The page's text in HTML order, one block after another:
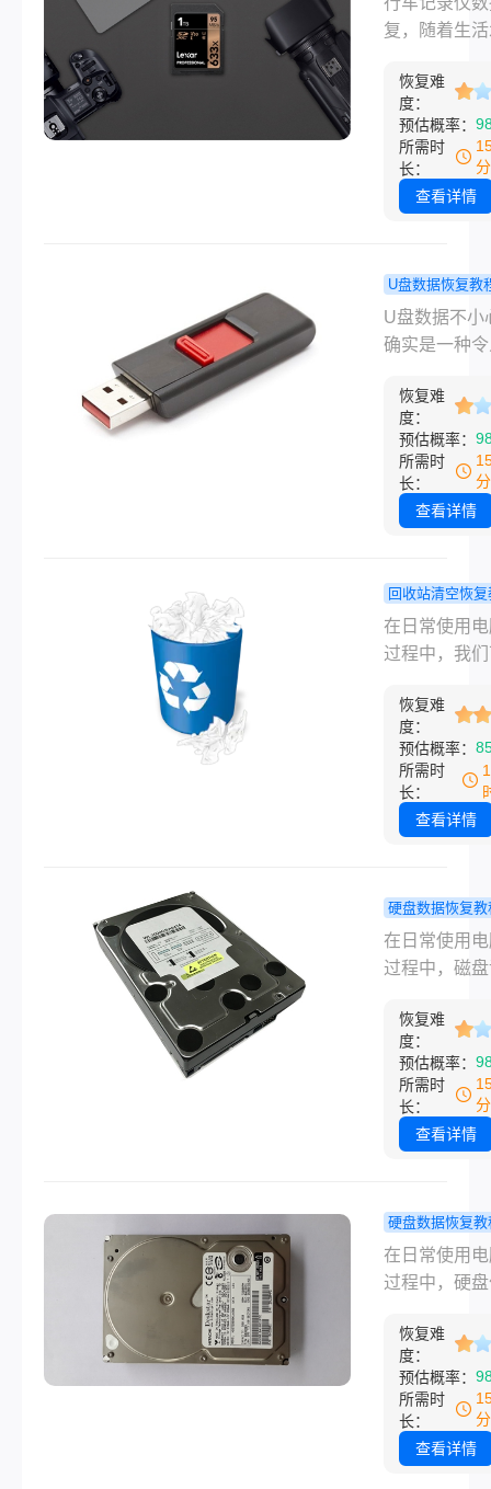
率。下面我
到付费的顺
亲测有效的
法一个一个
楚，你对号
行。
存卡被删除
教程来了
复，随着生
数码相机的
来越多，数
拍的照片一
储在SD卡中
我们一不小
复呢？只要
款专业的SD
恢复软件，
松解决行车
数据恢复sd
恢复问题，
们具体来了
吧。
恢复难
度：
预估概率：
所需时
长：
查看详情
U盘数据恢复教
数据不小心
怎么恢复？
U盘数据不小
确实是一种
通过一些正
作，您仍然
恢复U盘中
下面是一篇
数据不小心
恢复难
度：
预估概率：
所需时
长：
查看详情
回收站清空恢
如何恢复被
的回收站？
在日常使用
过程中，我
站，导致一
的文件或文
永久删除。
即使回收站
空，我们仍
一些关于如
被清空的回
方法和建议。
恢复难
度：
预估概率：
所需时
长：
查看详情
硬盘数据恢复教
盘误删除怎
复？全面指
在日常使用
过程中，磁
人焦虑的问
论是由于不
错了键、误
文件管理器
由于软件故
据被删除，
对个人生活
甚至企业运
严重影响。
幸运的是，
些专业的方
具，我们有
复被误删除
数据。以下
关于磁盘误
恢复难
度：
预估概率：
所需时
长：
查看详情
硬盘数据恢复教
盘整个误删
恢复？分享
在日常使用
过程中，硬
我们的所有
文件。然而
由于操作不
件故障，我
会不小心将
恢复难
度：
预估概率：
所需时
长：
查看详情